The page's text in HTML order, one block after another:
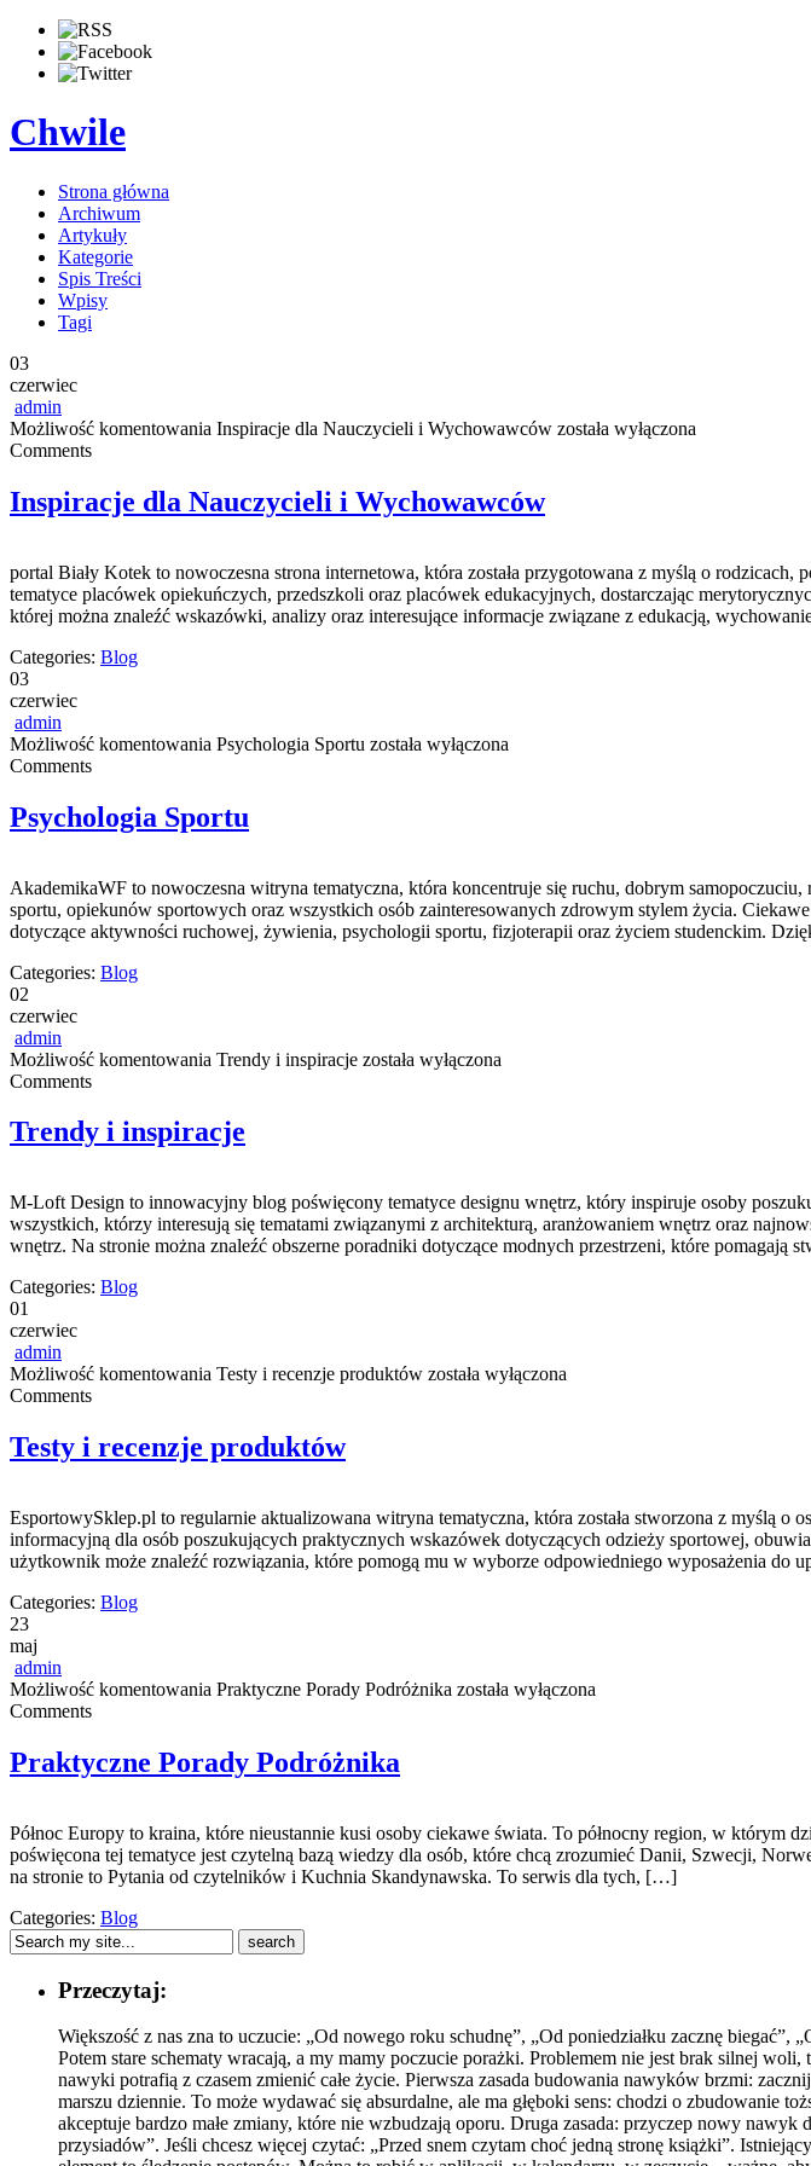
Chwile
Strona główna
Archiwum
Artykuły
Kategorie
Spis Treści
Wpisy
Tagi
03
czerwiec
admin
Możliwość komentowania Inspiracje dla Nauczycieli i Wychowawców została wyłączona
Comments
Inspiracje dla Nauczycieli i Wychowawców
portal Biały Kotek to nowoczesna strona internetowa, która została przygotowana z myślą o
tematyce placówek opiekuńczych, przedszkoli oraz placówek edukacyjnych, dostarczając
której można znaleźć wskazówki, analizy oraz interesujące informacje związane z edukacją,
Categories: Blog
03
czerwiec
admin
Możliwość komentowania Psychologia Sportu została wyłączona
Comments
Psychologia Sportu
AkademikaWF to nowoczesna witryna tematyczna, która koncentruje się ruchu, dobrym
sportu, opiekunów sportowych oraz wszystkich osób zainteresowanych zdrowym stylem życia.
dotyczące aktywności ruchowej, żywienia, psychologii sportu, fizjoterapii oraz życiem studenckim.
Categories: Blog
02
czerwiec
admin
Możliwość komentowania Trendy i inspiracje została wyłączona
Comments
Trendy i inspiracje
M-Loft Design to innowacyjny blog poświęcony tematyce designu wnętrz, który inspiruje osoby
wszystkich, którzy interesują się tematami związanymi z architekturą, aranżowaniem wnętrz oraz
wnętrz. Na stronie można znaleźć obszerne poradniki dotyczące modnych przestrzeni, które
Categories: Blog
01
czerwiec
admin
Możliwość komentowania Testy i recenzje produktów została wyłączona
Comments
Testy i recenzje produktów
EsportowySklep.pl to regularnie aktualizowana witryna tematyczna, która została stworzona z myślą
informacyjną dla osób poszukujących praktycznych wskazówek dotyczących odzieży sportowej,
użytkownik może znaleźć rozwiązania, które pomogą mu w wyborze odpowiedniego wyposażenia
Categories: Blog
23
maj
admin
Możliwość komentowania Praktyczne Porady Podróżnika została wyłączona
Comments
Praktyczne Porady Podróżnika
Północ Europy to kraina, które nieustannie kusi osoby ciekawe świata. To północny region, w którym
poświęcona tej tematyce jest czytelną bazą wiedzy dla osób, które chcą zrozumieć Danii, Szwecji,
na stronie to Pytania od czytelników i Kuchnia Skandynawska. To serwis dla tych, […]
Categories: Blog
Przeczytaj:
Większość z nas zna to uczucie: „Od nowego roku schudnę”, „Od poniedziałku zacznę
Potem stare schematy wracają, a my mamy poczucie porażki. Problemem nie jest brak silnej
nawyki potrafią z czasem zmienić całe życie. Pierwsza zasada budowania nawyków brzmi:
marszu dziennie. To może wydawać się absurdalne, ale ma głęboki sens: chodzi o zbudowanie
akceptuje bardzo małe zmiany, które nie wzbudzają oporu. Druga zasada: przyczep nowy
przysiadów”. Jeśli chcesz więcej czytać: „Przed snem czytam choć jedną stronę książki”.